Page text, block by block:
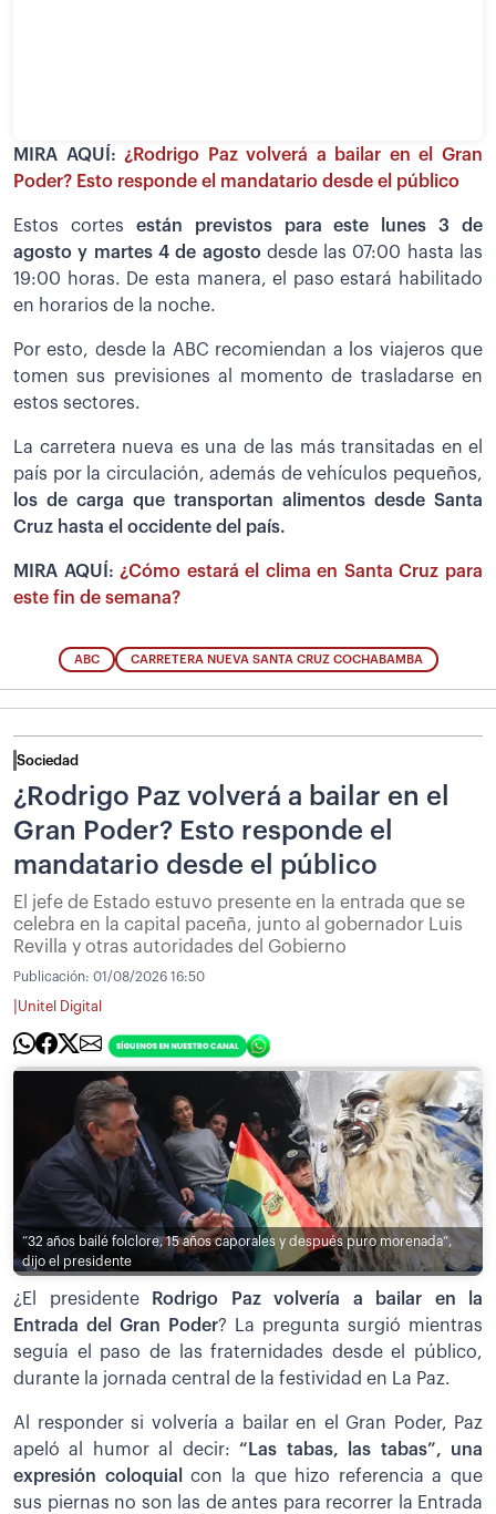
MIRA AQUÍ:¿Rodrigo Paz volverá a bailar en el Gran
Poder? Esto responde el mandatario desde el público
Estos cortes están previstos para este lunes 3 de
agosto y martes 4 de agostodesde las 07:00 hasta las
19:00 horas. De esta manera, el paso estará habilitado
en horarios de la noche.
Por esto, desde la ABC recomiendan a los viajeros que
tomen sus previsiones al momento de trasladarse en
estos sectores.
La carretera nueva es una de las más transitadas en el
país por la circulación, además de vehículos pequeños,
los de carga que transportan alimentos desde Santa
Cruz hasta el occidente del país.
MIRA AQUÍ:¿Cómo estará el clima en Santa Cruz para
este fin de semana?
ABC CARRETERA NUEVA SANTA CRUZ COCHABAMBA
Sociedad
¿Rodrigo Paz volverá a bailar en el
Gran Poder? Esto responde el
mandatario desde el público
El jefe de Estado estuvo presente en la entrada que se
celebra en la capital paceña, junto al gobernador Luis
Revilla y otras autoridades del Gobierno
Publicación: 01/08/2026 16:50
Unitel Digital
“32 años bailé folclore, 15 años caporales y después puro morenada”,
dijo el presidente
¿El presidenteRodrigo Paz volvería a bailar en la
Entrada del Gran Poder? La pregunta surgió mientras
seguía el paso de las fraternidades desde el público,
durante la jornada central de la festividad en La Paz.
Al responder si volvería a bailar en el Gran Poder, Paz
apeló al humor al decir:“Las tabas, las tabas”, una
expresión coloquialcon la que hizo referencia a que
sus piernas no son las de antes para recorrer la Entrada